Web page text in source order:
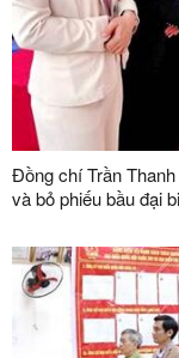
Đồng chí Trần
và bỏ phiếu bầu đại